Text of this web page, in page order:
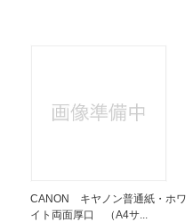
CANON キヤノン普通紙・ホワ
イト両面厚口 （A4サ...